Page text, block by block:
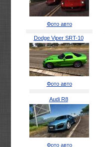
Фото авто
Dodge Viper SRT-10
Фото авто
Audi R8
Фото авто